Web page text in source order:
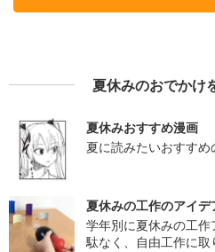
夏休みのおでかけ
夏休みおすすめ漫画
夏に読みたいおすすめ
夏休みの工作のアイデ
学年別に夏休みの工
駄なく、自由工作に取